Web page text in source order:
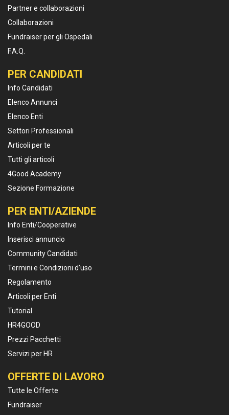
Partner e collaborazioni
Collaborazioni
Fundraiser per gli Ospedali
F.A.Q.
PER CANDIDATI
Info Candidati
Elenco Annunci
Elenco Enti
Settori Professionali
Articoli per te
Tutti gli articoli
4Good Academy
Sezione Formazione
PER ENTI/AZIENDE
Info Enti/Cooperative
Inserisci annuncio
Community Candidati
Termini e Condizioni d’uso
Regolamento
Articoli per Enti
Tutorial
HR4GOOD
Prezzi Pacchetti
Servizi per HR
OFFERTE DI LAVORO
Tutte le Offerte
Fundraiser